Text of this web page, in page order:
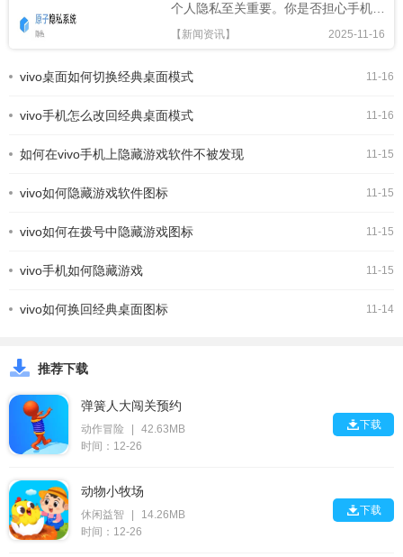
个人隐私至关重要。你是否担心手机里
的某些软件被他人随意翻看？别担心，
vivo手机为你提供了强大的软件隐藏功
守护你的隐私空间！一、开启隐藏软件
界面。在众多选
2025-11-16
【新闻资讯】
11-16
vivo桌面如何切换经典桌面模式
11-16
vivo手机怎么改回经典桌面模式
11-15
如何在vivo手机上隐藏游戏软件不被发现
11-15
vivo如何隐藏游戏软件图标
11-15
vivo如何在拨号中隐藏游戏图标
11-15
vivo手机如何隐藏游戏
11-14
vivo如何换回经典桌面图标
推荐下载
弹簧人大闯关预约
动作冒险
42.63MB
时间：12-26
下载
动物小牧场
休闲益智
14.26MB
时间：12-26
下载